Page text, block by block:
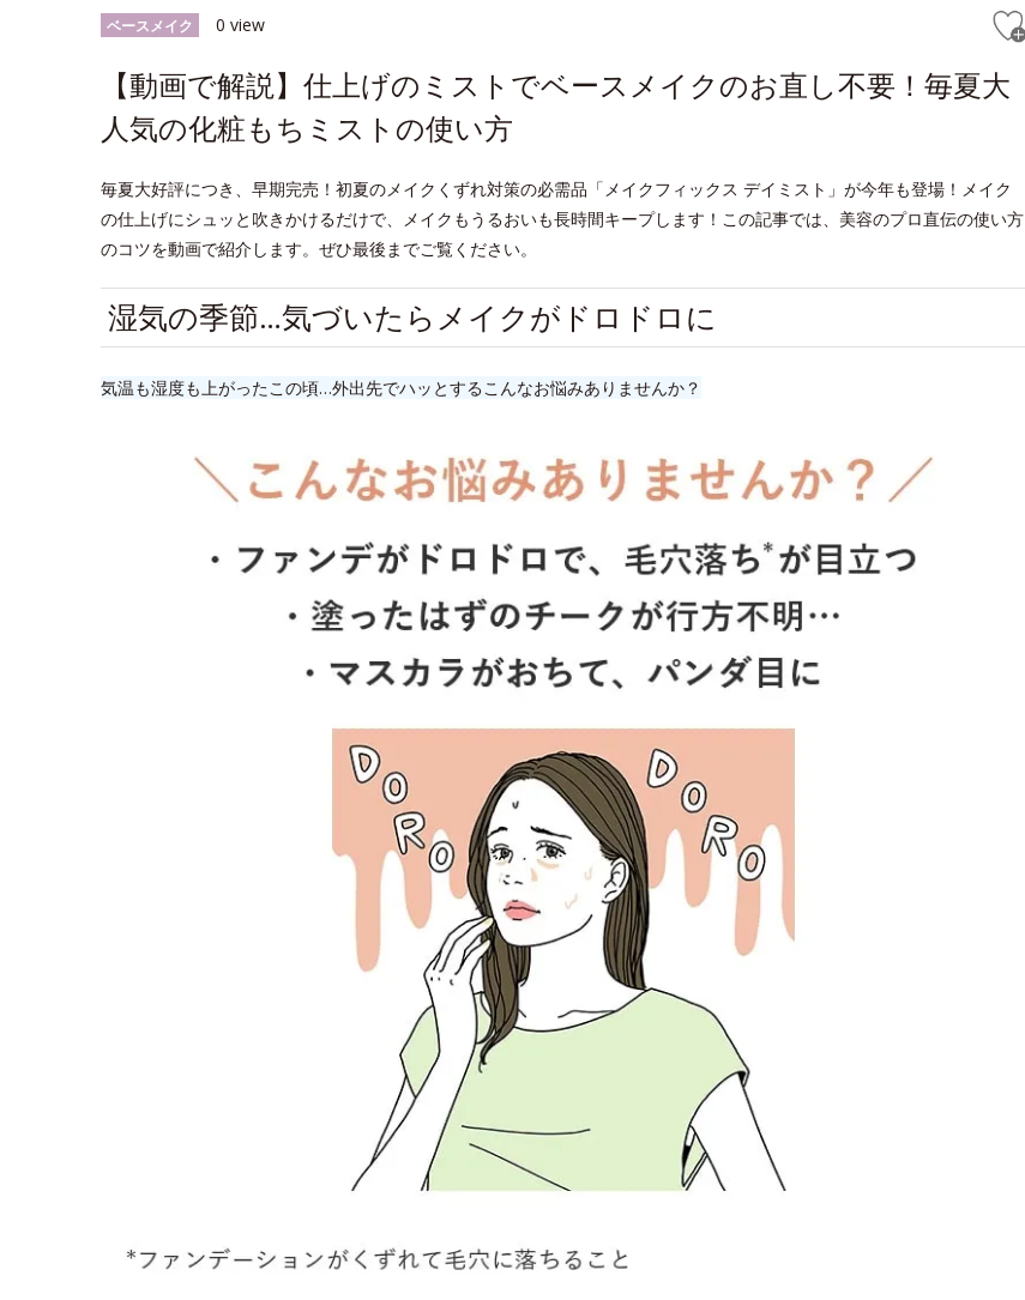
ベースメイク 0 view
【動画で解説】仕上げのミストでベースメイクのお直し不要！毎夏大
人気の化粧もちミストの使い方
毎夏大好評につき、早期完売！初夏のメイクくずれ対策の必需品「メイクフィックス デイミスト」が今年も登場！メイク
の仕上げにシュッと吹きかけるだけで、メイクもうるおいも長時間キープします！この記事では、美容のプロ直伝の使い方
のコツを動画で紹介します。ぜひ最後までご覧ください。
湿気の季節…気づいたらメイクがドロドロに
気温も湿度も上がったこの頃…外出先でハッとするこんなお悩みありませんか？